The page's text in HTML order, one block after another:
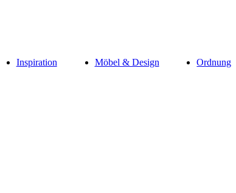
Inspiration Möbel & Design Ordnung